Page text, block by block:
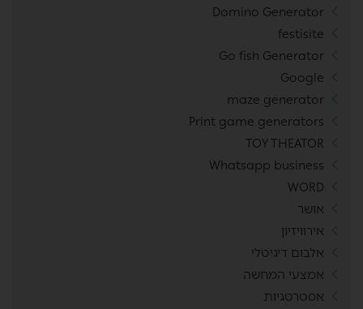
Domino Generator
festisite
Go fish Generator
Google
maze generator
Print game generators
TOY THEATOR
Whatsapp business
WORD
אושר
אירוויזיון
אלבום דיגיטלי
אמצעי המחשה
אסטרטגיות